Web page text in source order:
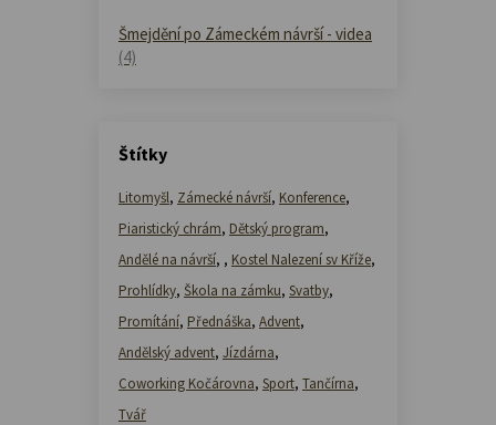
Šmejdění po Zámeckém návrší - videa
(4)
Štítky
Litomyšl, Zámecké návrší, Konference,
Piaristický chrám, Dětský program,
Andělé na návrší, , Kostel Nalezení sv Kříže,
Prohlídky, Škola na zámku, Svatby,
Promítání, Přednáška, Advent,
Andělský advent, Jízdárna,
Coworking Kočárovna, Sport, Tančírna,
Tvář